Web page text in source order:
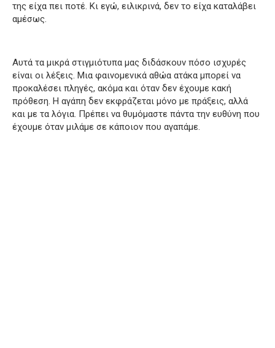
της είχα πει ποτέ. Κι εγώ, ειλικρινά, δεν το είχα καταλάβει
αμέσως.
Αυτά τα μικρά στιγμιότυπα μας διδάσκουν πόσο ισχυρές
είναι οι λέξεις. Μια φαινομενικά αθώα ατάκα μπορεί να
προκαλέσει πληγές, ακόμα και όταν δεν έχουμε κακή
πρόθεση. Η αγάπη δεν εκφράζεται μόνο με πράξεις, αλλά
και με τα λόγια. Πρέπει να θυμόμαστε πάντα την ευθύνη που
έχουμε όταν μιλάμε σε κάποιον που αγαπάμε.